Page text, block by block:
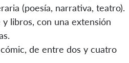
(poesía, narrativa, teatro).
y libros, con una extensión
de entre dos y cuatro